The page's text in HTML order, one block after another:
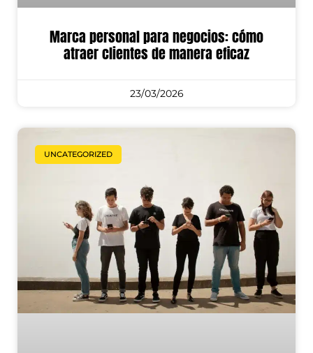
Marca personal para negocios: cómo
atraer clientes de manera eficaz
23/03/2026
UNCATEGORIZED